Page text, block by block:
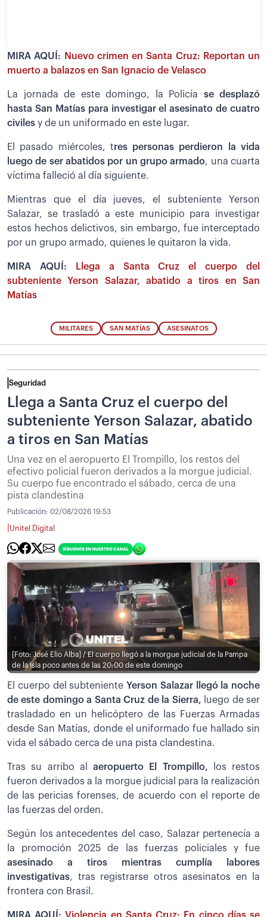
MIRA AQUÍ:
Nuevo crimen en Santa Cruz: Reportan un
muerto a balazos en San Ignacio de Velasco
La jornada de este domingo, la Policía se desplazó
hasta San Matías para investigar el asesinato de cuatro
civiles y de un uniformado en este lugar.
El pasado miércoles, tres personas perdieron la vida
luego de ser abatidos por un grupo armado, una cuarta
víctima falleció al día siguiente.
Mientras que el día jueves, el subteniente Yerson
Salazar, se trasladó a este municipio para investigar
estos hechos delictivos, sin embargo, fue interceptado
por un grupo armado, quienes le quitaron la vida.
MIRA AQUÍ:
Llega a Santa Cruz el cuerpo del
subteniente Yerson Salazar, abatido a tiros en San
Matías
MILITARES SAN MATÍAS ASESINATOS
Seguridad
Llega a Santa Cruz el cuerpo del
subteniente Yerson Salazar, abatido
a tiros en San Matías
Una vez en el aeropuerto El Trompillo, los restos del
efectivo policial fueron derivados a la morgue judicial.
Su cuerpo fue encontrado el sábado, cerca de una
pista clandestina
Publicación: 02/08/2026 19:53
Unitel Digital
[Foto: José Elio Alba] / El cuerpo llegó a la morgue judicial de la Pampa
de la Isla poco antes de las 20:00 de este domingo
El cuerpo del subteniente Yerson Salazar llegó la noche
de este domingo a Santa Cruz de la Sierra,
luego de ser
trasladado en un helicóptero de las Fuerzas Armadas
desde San Matías, donde el uniformado fue hallado sin
vida el sábado cerca de una pista clandestina.
Tras su arribo al aeropuerto El Trompillo, los restos
fueron derivados a la morgue judicial para la realización
de las pericias forenses, de acuerdo con el reporte de
las fuerzas del orden.
Según los antecedentes del caso, Salazar pertenecía a
la promoción 2025 de las fuerzas policiales y fue
asesinado a tiros mientras cumplía labores
investigativas, tras registrarse otros asesinatos en la
frontera con Brasil.